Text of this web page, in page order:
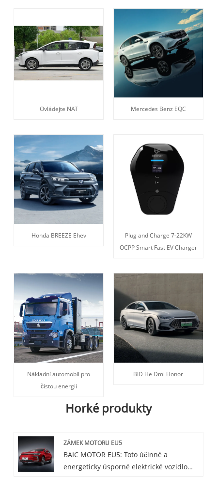
Ovládejte NAT Mercedes Benz EQC
Honda BREEZE Ehev
Plug and Charge 7-22KW
OCPP Smart Fast EV Charger
Nákladní automobil pro
čistou energii
BID He Dmi Honor
Horké produkty
ZÁMEK MOTORU EU5
BAIC MOTOR EU5: Toto účinné a
energeticky úsporné elektrické vozidlo